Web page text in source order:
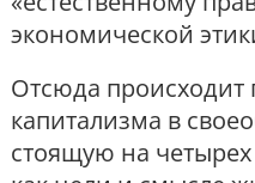
экономической
Отсюда
капитализма в
стоящую на четырех